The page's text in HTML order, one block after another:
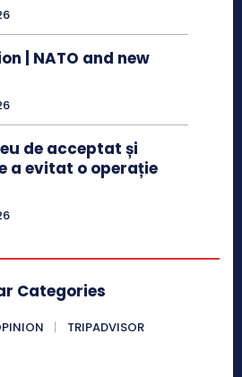
| NATO and new
de acceptat și
a evitat o operație
Categories
TRIPADVISOR